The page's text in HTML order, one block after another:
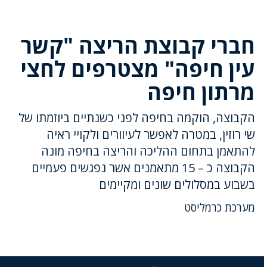
חברי קבוצת הריצה "קשר
עין חיפה" מצטרפים לחצי
מרתון חיפה
הקבוצה, הוקמה בחיפה לפני כשנתיים ביוזמתו של
שי רוזין, במטרה לאפשר לעיוורים ולקויי ראיה
להתאמן בתחום ההליכה והריצה בחיפה מונה
הקבוצה כ – 15 מתאמנים אשר נפגשים פעמיים
בשבוע במסלולים שונים ומקיימים
מערכת כרמליסט